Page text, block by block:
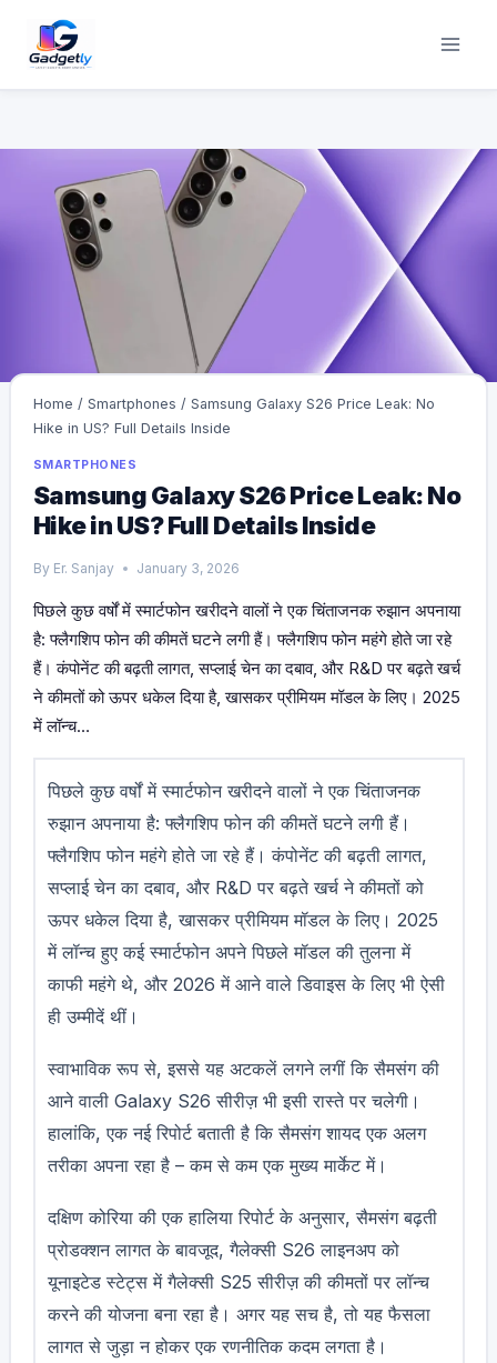
content
Home / Smartphones / Samsung Galaxy S26 Price Leak: No
Hike in US? Full Details Inside
SMARTPHONES
Samsung Galaxy S26 Price Leak: No
Hike in US? Full Details Inside
By Er. Sanjay January 3, 2026
पिछले कुछ वर्षों में स्मार्टफोन खरीदने वालों ने एक चिंताजनक रुझान अपनाया
है: फ्लैगशिप फोन की कीमतें घटने लगी हैं। फ्लैगशिप फोन महंगे होते जा रहे
हैं। कंपोनेंट की बढ़ती लागत, सप्लाई चेन का दबाव, और R&D पर बढ़ते खर्च
ने कीमतों को ऊपर धकेल दिया है, खासकर प्रीमियम मॉडल के लिए। 2025
में लॉन्च…
पिछले कुछ वर्षों में स्मार्टफोन खरीदने वालों ने एक चिंताजनक
रुझान अपनाया है: फ्लैगशिप फोन की कीमतें घटने लगी हैं।
फ्लैगशिप फोन महंगे होते जा रहे हैं। कंपोनेंट की बढ़ती लागत,
सप्लाई चेन का दबाव, और R&D पर बढ़ते खर्च ने कीमतों को
ऊपर धकेल दिया है, खासकर प्रीमियम मॉडल के लिए। 2025
में लॉन्च हुए कई स्मार्टफोन अपने पिछले मॉडल की तुलना में
काफी महंगे थे, और 2026 में आने वाले डिवाइस के लिए भी ऐसी
ही उम्मीदें थीं।
स्वाभाविक रूप से, इससे यह अटकलें लगने लगीं कि सैमसंग की
आने वाली Galaxy S26 सीरीज़ भी इसी रास्ते पर चलेगी।
हालांकि, एक नई रिपोर्ट बताती है कि सैमसंग शायद एक अलग
तरीका अपना रहा है – कम से कम एक मुख्य मार्केट में।
दक्षिण कोरिया की एक हालिया रिपोर्ट के अनुसार, सैमसंग बढ़ती
प्रोडक्शन लागत के बावजूद, गैलेक्सी S26 लाइनअप को
यूनाइटेड स्टेट्स में गैलेक्सी S25 सीरीज़ की कीमतों पर लॉन्च
करने की योजना बना रहा है। अगर यह सच है, तो यह फैसला
लागत से जुड़ा न होकर एक रणनीतिक कदम लगता है।